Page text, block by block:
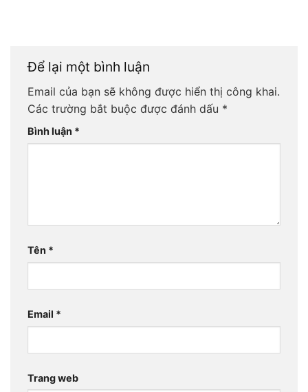
Để lại một bình luận
Email của bạn sẽ không được hiển thị công khai.
Các trường bắt buộc được đánh dấu *
Bình luận *
Tên *
Email *
Trang web